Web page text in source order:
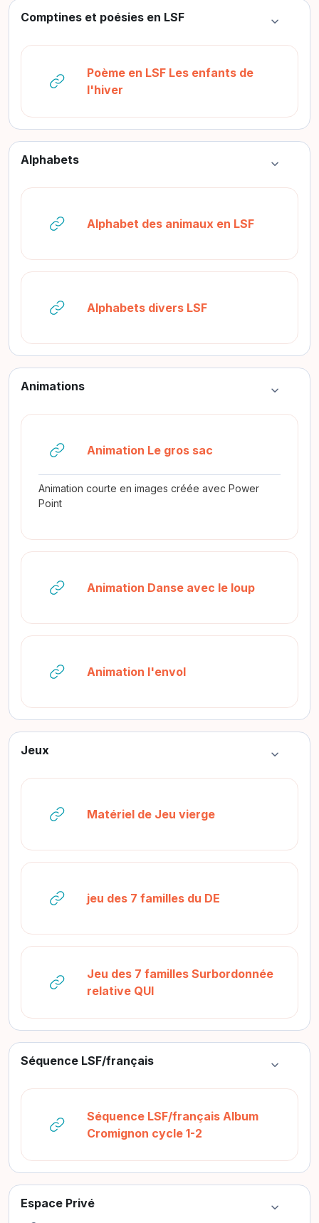
Comptines et poésies en LSF
Colapsar
Poème en LSF Les enfants de
l'hiver
Alphabets
Colapsar
Alphabet des animaux en LSFURL
Alphabets divers LSFURL
Animations
Colapsar
Animation Le gros sac
Animation courte en images créée avec Power
Point
Animation Danse avec le loupURL
Animation l'envolURL
Jeux
Colapsar
Matériel de Jeu viergeURL
jeu des 7 familles du DE
Jeu des 7 familles Surbordonnée
relative QUIURL
Séquence LSF/français
Colapsar
Séquence LSF/français Album
Cromignon cycle 1-2
Espace Privé
Colapsar